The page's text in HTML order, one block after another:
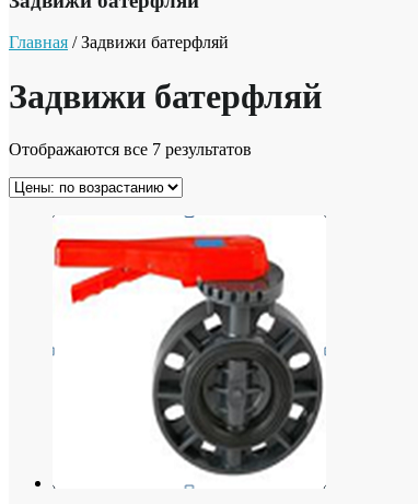
Главная / Задвижи батерфляй
Задвижи батерфляй
Отображаются все 7 результатов